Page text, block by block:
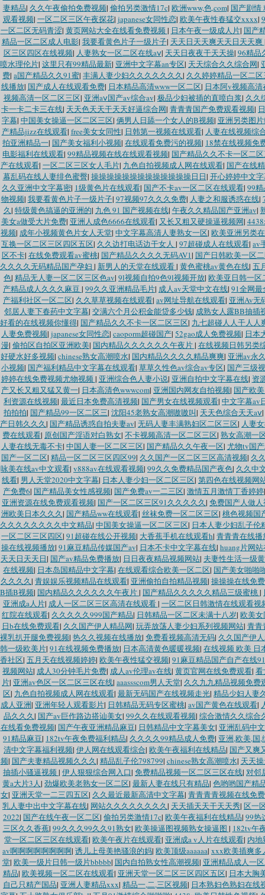
妻精品| 久久午夜偷拍免费视频| 偷拍另类激情17c| 欧洲www,色,com| 国产剧情
观看视频| 一区二区三区午夜探花| japanese女同性恋| 欧美午夜性春猛交xxxx|
一区二区无码青涩| 黄页网站大全在线看免费视频| 日本午夜一级成人片| 国产
精品一区二区成人电影| 我要看黄色片子一级片子| 天天日天天爽天天日天天爽
区三区四区在线视频| 人妻熟女一区二区在线aⅴ| 天天日夜夜干天天操| 96精品
喷水理伦片| 这里只有99精品最新| 亚洲中文字幕an专区| 天天综合久久综合网|
费| a国产精品久久91蜜| 丰满人妻少妇久久久久久久久| 久久婷婷精品一区二
线播放| 国产成人在线观看免费| 日本精品高清www一区二区| 日本阿v视频高
视频高清一区二区三区| 亚洲aⅴ国产av综合av| 极品少妇被插的直喷白浆| 久久
卡一卡二卡三在线| 天天色天天干天天好逼综合网| 青青青国产免费观看视频|
字幕| 中国美女操逼一区二区三区| 俩男人日舔一个女人的B视频| 亚洲另类图
产精品jizz在线观看| free美女女同性| 日韩第一视频在线观看| 人妻在线视频综
拍亚洲精品一| 国产美女福利小视频| 在线观看免费污的视频| 18禁在线视频免
电影福利在线观看| 99精品视频在线在线观看视频| 国产精品久久不卡一区二
产在线观看| 一区二区三区女人毛片| 九色自拍视频成人网在线观看| 国产在线
幕乱码在线人妻绯色蜜臀| 操操操操操操操操操操操操操日日| 开心婷婷中文
久久亚洲中文字幕密| 1级黄色片在线观看| 国产不卡av一区二区在线观看| 99
物视频| 我要看黄色片子一级片子| 97视频97久久久免费| 人妻之和服诱惑在线|
久| 特级黄色搞逼的亚洲的| 九色 91 国产视频在线| 午夜久久精品国产亚洲av|
美女a做受大片免费| 亚洲人成色6666在线观看| 又长又粗又硬操逼视频网|
视频| 成年小视频黄色片女人天堂| 中文字幕高清人妻熟女一区| 欧美亚洲另类
互换一区二区三区四区五区| 久久边打电话边干女人 | 97超碰成人在线观看| av
区不卡| 在线免费观看av蜜桃| 国产精品久久久久无码AV1| 国产日韩欧美一区
久久久久无码精品国产孕妇 | 新男人的天堂在线观看| 黄色蜜桃av黄色在线| 五
色| 精品无人妻一区二区三区色av| 9l视频自拍9色9l视频开放| 欧美亚日韩一区
产精品成人久久久麻豆| 99久久亚洲精品毛片| 成人av天堂中文在线| 91全网
产福利社区一区二区| 久久草草视频在线观看| av网址导航在线观看| 亚洲Av无
邻居人妻下春药中文字幕| 交满六个月公积金能贷多少钱| 成熟女人露BB抽插
好看的在线视频你懂得| 国产精品久久不卡一区二区三区| 九七超碰人人干人人
人妻免费视频| japanese女同性恋| caoporm超碰国产| 52gao成人免费视频| 日本
漫| 偷拍区自拍区亚洲欧美| 国内精品久久久久久久午夜片| 在线视频日韩另类
好硬水好多视频| chinese熟女高潮喷水| 国内精品久久久久精品爽爽| 亚洲av永
小视频| 国产福利精品中文字幕在线观看| 草草久性色av综合av专区| 国产三级
婷婷在线免费视频尤物视频| 亚洲综合色人妻小说| 亚洲自拍中文字幕在线| 资
产又长又粗又猛又黄一| 日本高清色wwwcom| 亚洲国内网友自拍视频| 国产欧
利资源在线视频| 最近日本免费高清视频| 国产男女在线视频观看| 中文字幕av
拍拍拍| 国产精品99一区二区三| 沈阳45老熟女高潮嗷嗷叫| 天天色综合天天aⅴ|
产日韩久久久| 国产精品诱惑自拍夫妻av| 无码人妻丰满熟妇区二区三区| 人妻
费在线观看| 原创国产淫语对白熟女| 不卡视频高清一区二区三区| 熟女高潮一
人妻在线无毒不卡| 中国人妻一区二区三区| 国产精品久久午夜一区| 尤物tv国
国产一区二区| 精品一区二区三区四区99| 久久国产一区二区三区高清视频| 久
咏美在线av中文观看| v888av在线观看视频| 99久久免费精品国产夜色| 久久中
线看| 男人天堂2020中文字幕| 日本人妻少妇一区二区三区| 第四色在线视频网
产免费6| 国产精品美女性感视频| 国产免费av一二三区| 激情五月激情丁香婷婷
亚洲资源在线免费观看视频| 国产一区二区三区91久久久久久| 免费国产人做
洲欧美日本久久久| 国产精品ww在线观看| 丝袜免费一区二区三区| 桃色视频国
久久久久久久久久中文精品| 中国美女操逼一区二区三区| 日本人妻少妇乱子伦
一区二区三区四区| 91超碰在线公开视频| 大香蕉手机在线观看h| 青青青在线播
操在线视频播放| 91麻豆精品传媒国产av| 日本不卡中文字幕在线| huang片网
天天日天天日| 国产av精品免费播放| 日日夜夜精品视频网站| 夫妻性生活一级
在线视频| 日本岛国精品中文字幕| 在线观看综合欧美一区二区| 国产美女啪啪
久久久久| 青娱娱乐视频精品在线观看| 亚洲偷拍自拍精品视频| 操操操在线免
B插B视频| 国内精品久久久久久久午夜片| 国产精品久久久久久精品三级蜜桃|
亚洲成a人片| 成人一区二区三区高清在线观看| 一区二区日韩激情在线观看视
红院在线观看| 久久久久久999国产精品| 日韩精品一区二区未满十八岁| 欧美
日b在线免费观看| 久久国产伊人精品网| 玩弄放荡人妻少妇系列视频网站| 青青
裸乳扒开腿免费视频| 热久久视频在线播放| 免费看视频高清无码| 久久国产伊
韩一级欧美片| 91在线视频免费播放| 日本高清黄色暖暖视频| 在线视频 欧美 日
香社区| 五月天在线视频婷婷| 欧美午夜性猛交视频| 91麻豆精品国产自产在线91
视频网站| 成人30分钟毛片免费| 成人av伦理av在线| 黄页官网在线免费观看|
片| 亚洲av色区一区二区三区在线| aaassscom男人天堂| 久久九九精品视频免费
区| 九色自拍视频成人网在线观看| 最新无码国产在线视频走光| 精品少妇人妻
成人亚洲| 亚洲年轻人观看影片| 日韩精品无码专区蜜桃| av国产黄色在线观看|
品久久久| 国产av巨作路边搭讪美女| 99久久在线观看视频| 综合激情久久综合
在线看免费视频| 国产午夜亚洲精品麻豆| 日韩精品中文字幕美女| 亚洲乱码中
91精品麻豆| 182tv午夜免费福利精品| 久久久久99精品成人免费| 亚洲,欧美,国,
清中文字幕福利视频| 伊人网在线观看综合| 欧美午夜福利在线精品| 国产又爽
频| 国产夫妻精品视频久久久| 精品乱子伦798799| chinese熟女高潮喷水| 天天
抽插小骚逼视频| 伊人狠狠综合网入口| 免费精品视频一区二区三区在线| 对邻
黄a大片3人| 劲爆欧美老熟女一区二区| 最新人妻在线只有精品| 色哟哟国产精
女| 亚洲天堂一二三四五区| 久久最近最新高清中文字幕| 青青青青视频在线免
乳人妻中出中文字幕在线| 网站久久久久久久久久| 天天插天天干天天秀| 区一
2022| 国产在线午夜一区二区| 偷拍另类激情17c| 欧美午夜福利在线精品| 99热
三区久久香蕉| 99久久久99久久91熟女| 欧美操逼图视频熟女操逼图 | 182tv午
堂一区二区三区在线观看| 欧美午夜片在线观看| 亚洲成a v人片在线观看| 内地
av啊啊啊啊啊啊啊啊| 诱儿上母美艳骚浪的妈| 欧美顶级aaaaaa| xxx欧美插爽多
堂| 欧美一级片日韩一级片bbbbb| 国内自拍熟女性高潮视频| 亚洲精品成人一
精品| 欧美视频一区二区在线观看| 亚洲天堂一区二区三区四区五区| 日本大胸
自己只精产国品| 亚洲人妻精品xxx| 精品一,二,三区视频| 日本熟妇色熟妇在线